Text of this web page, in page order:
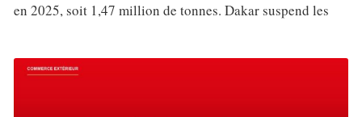
en 2025, soit 1,47 million de tonnes. Dakar suspend les